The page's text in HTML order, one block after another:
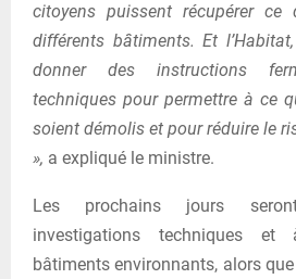
citoyens puissent récupérer ce
différents bâtiments. Et
donner des instructions
techniques pour permettre à ce
soient démolis et pour réduire le
», a expliqué le ministre.
Les prochains jours
investigations techniques et
bâtiments environnants, alors